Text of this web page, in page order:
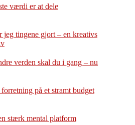
værdi er at dele
jeg tingene gjort – en kreativs
verden skal du i gang – nu
forretning på et stramt budget
stærk mental platform